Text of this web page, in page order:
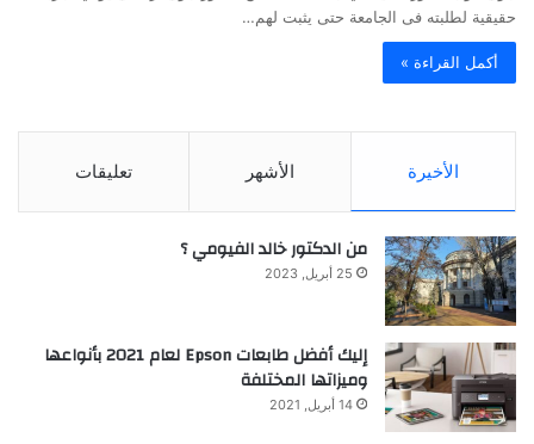
حقيقية لطلبته فى الجامعة حتى يثبت لهم…
أكمل القراءة »
الأخيرة الأشهر تعليقات
من الدكتور خالد الفيومي ؟
25 أبريل, 2023
إليك أفضل طابعات Epson لعام 2021 بأنواعها
وميزاتها المختلفة
14 أبريل, 2021